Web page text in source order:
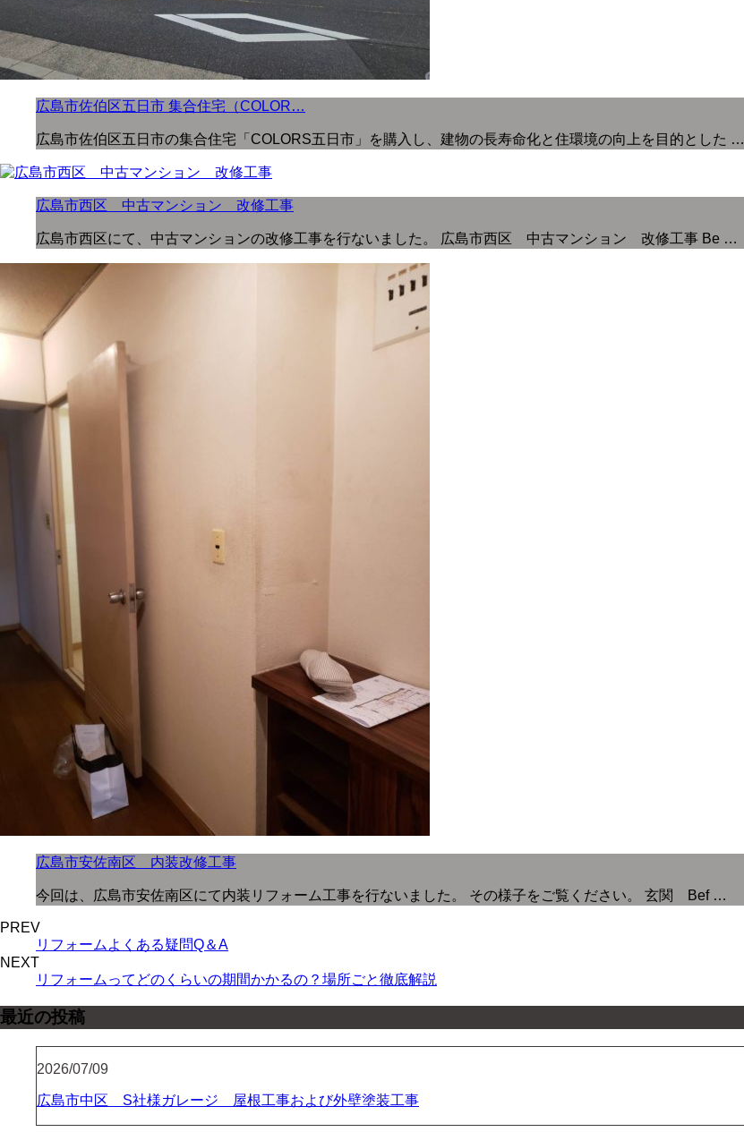
広島市佐伯区五日市 集合住宅（COLOR…
広島市佐伯区五日市の集合住宅「COLORS五日市」を購入し、建物の長寿命化と住環境の向上を目的とした …
広島市西区 中古マンション 改修工事
広島市西区にて、中古マンションの改修工事を行ないました。 広島市西区 中古マンション 改修工事 Be …
広島市安佐南区 内装改修工事
今回は、広島市安佐南区にて内装リフォーム工事を行ないました。 その様子をご覧ください。 玄関 Bef …
PREV
リフォームよくある疑問Q＆A
NEXT
リフォームってどのくらいの期間かかるの？場所ごと徹底解説
最近の投稿
2026/07/09
広島市中区 S社様ガレージ 屋根工事および外壁塗装工事